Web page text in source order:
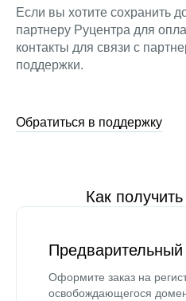
Если вы хотите сохранить
партнеру Руцентра для
контакты для связи с
поддержки.
Обратиться в поддержку
Как
Предварительный
Оформите заказ на
освобождающегося